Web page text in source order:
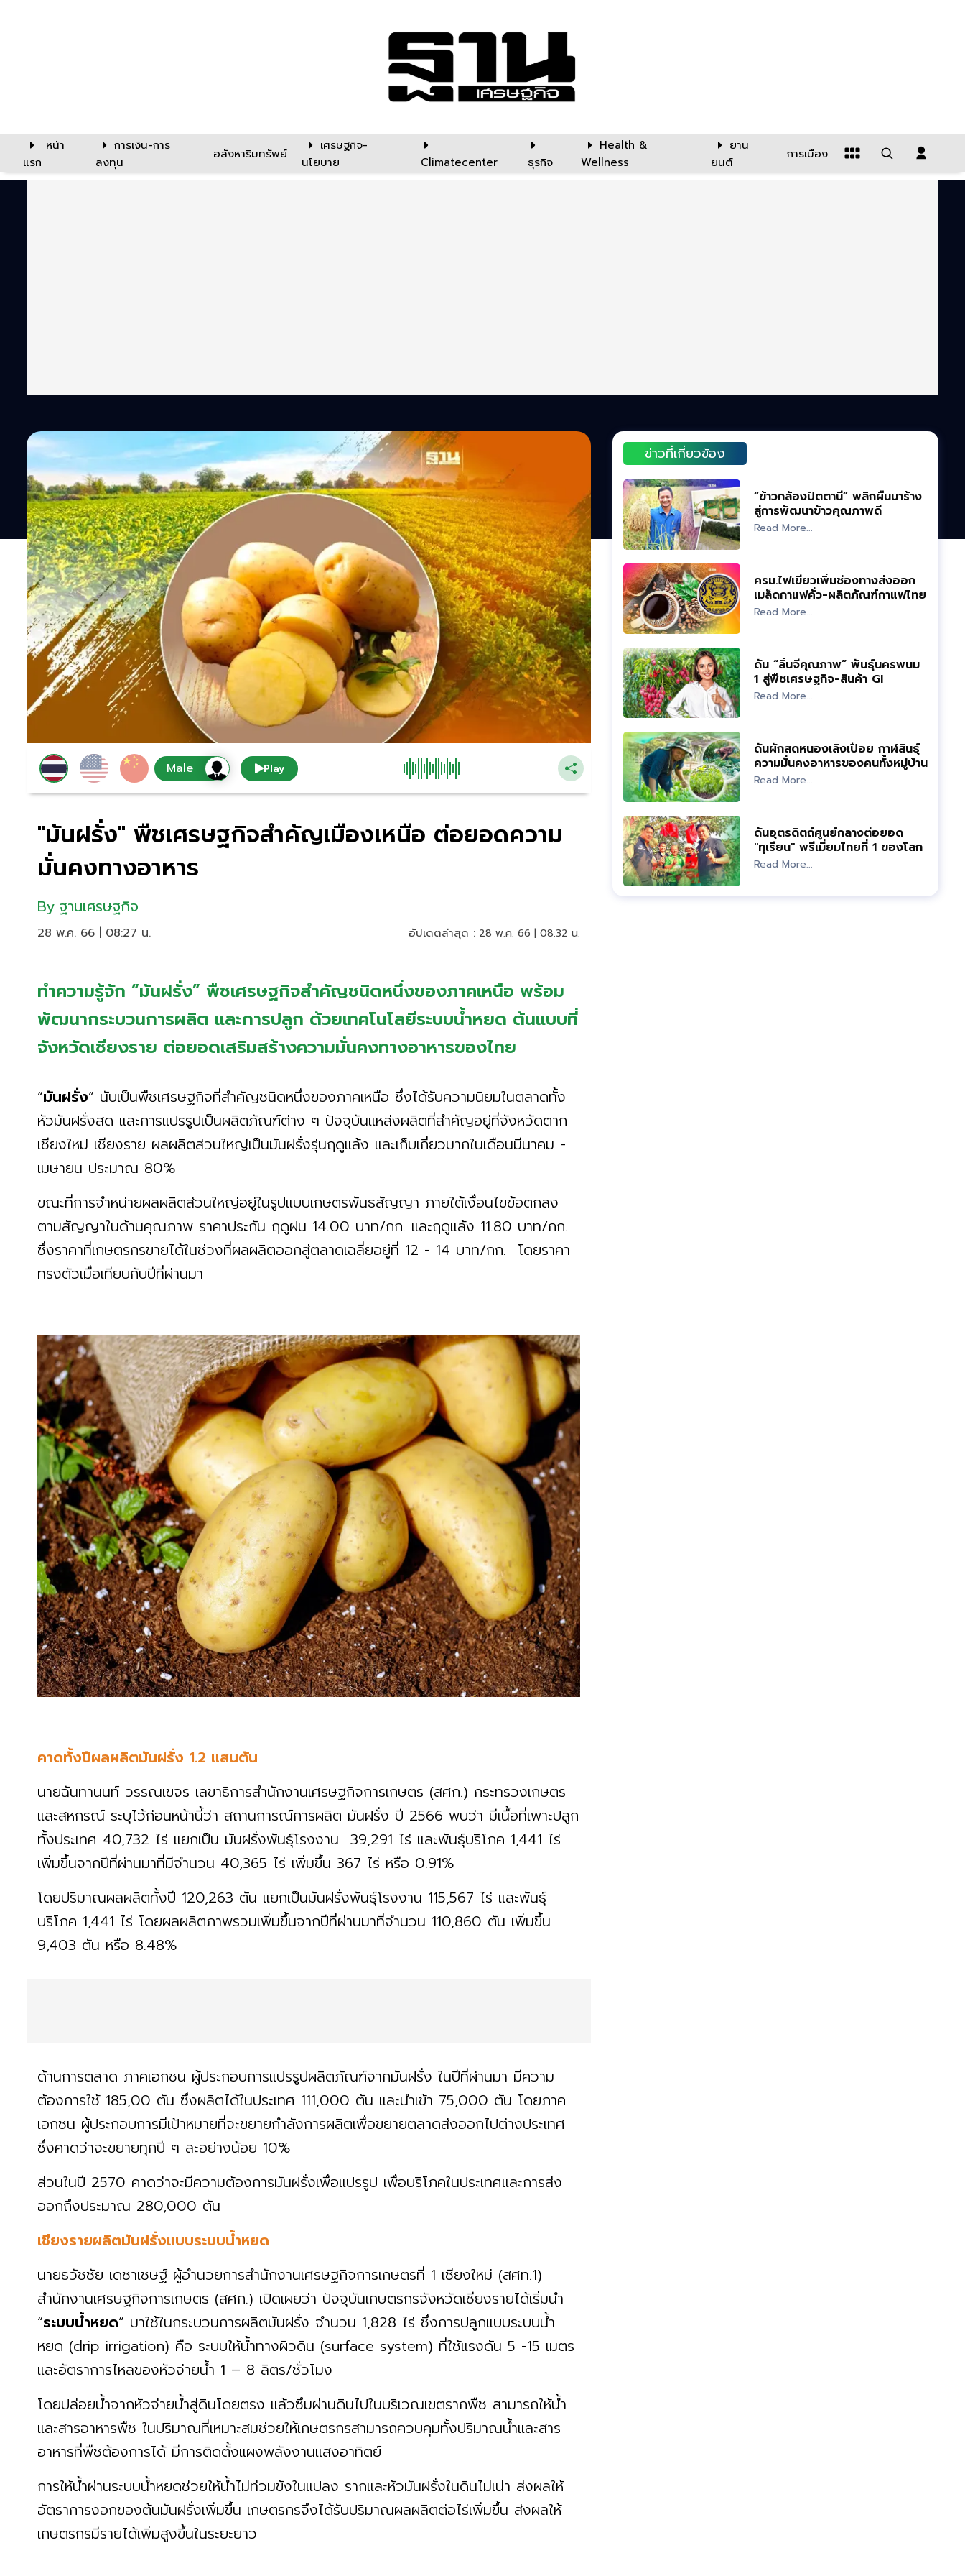
หน้า
แรก
การเงิน-การ
ลงทุน
อสังหาริมทรัพย์
เศรษฐกิจ-
นโยบาย
Climatecenter ธุรกิจ
Health &
Wellness
ยาน
ยนต์
การเมือง
Play
"มันฝรั่ง" พืชเศรษฐกิจสำคัญเมืองเหนือ ต่อยอดความ
มั่นคงทางอาหาร
By ฐานเศรษฐกิจ
28 พ.ค. 66 | 08:27 น. อัปเดตล่าสุด : 28 พ.ค. 66 | 08:32 น.
ทำความรู้จัก “มันฝรั่ง” พืชเศรษฐกิจสำคัญชนิดหนึ่งของภาคเหนือ พร้อม
พัฒนากระบวนการผลิต และการปลูก ด้วยเทคโนโลยีระบบน้ำหยด ต้นแบบที่
จังหวัดเชียงราย ต่อยอดเสริมสร้างความมั่นคงทางอาหารของไทย
“มันฝรั่ง” นับเป็นพืชเศรษฐกิจที่สำคัญชนิดหนึ่งของภาคเหนือ ซึ่งได้รับความนิยมในตลาดทั้ง
หัวมันฝรั่งสด และการแปรรูปเป็นผลิตภัณฑ์ต่าง ๆ ปัจจุบันแหล่งผลิตที่สำคัญอยู่ที่จังหวัดตาก
เชียงใหม่ เชียงราย ผลผลิตส่วนใหญ่เป็นมันฝรั่งรุ่นฤดูแล้ง และเก็บเกี่ยวมากในเดือนมีนาคม -
เมษายน ประมาณ 80%
ขณะที่การจำหน่ายผลผลิตส่วนใหญ่อยู่ในรูปแบบเกษตรพันธสัญญา ภายใต้เงื่อนไขข้อตกลง
ตามสัญญาในด้านคุณภาพ ราคาประกัน ฤดูฝน 14.00 บาท/กก. และฤดูแล้ง 11.80 บาท/กก.
ซึ่งราคาที่เกษตรกรขายได้ในช่วงที่ผลผลิตออกสู่ตลาดเฉลี่ยอยู่ที่ 12 - 14 บาท/กก. โดยราคา
ทรงตัวเมื่อเทียบกับปีที่ผ่านมา
คาดทั้งปีผลผลิตมันฝรั่ง 1.2 แสนตัน
นายฉันทานนท์ วรรณเขจร เลขาธิการสำนักงานเศรษฐกิจการเกษตร (สศก.) กระทรวงเกษตร
และสหกรณ์ ระบุไว้ก่อนหน้านี้ว่า สถานการณ์การผลิต มันฝรั่ง ปี 2566 พบว่า มีเนื้อที่เพาะปลูก
ทั้งประเทศ 40,732 ไร่ แยกเป็น มันฝรั่งพันธุ์โรงงาน 39,291 ไร่ และพันธุ์บริโภค 1,441 ไร่
เพิ่มขึ้นจากปีที่ผ่านมาที่มีจำนวน 40,365 ไร่ เพิ่มขึ้น 367 ไร่ หรือ 0.91%
โดยปริมาณผลผลิตทั้งปี 120,263 ตัน แยกเป็นมันฝรั่งพันธุ์โรงงาน 115,567 ไร่ และพันธุ์
บริโภค 1,441 ไร่ โดยผลผลิตภาพรวมเพิ่มขึ้นจากปีที่ผ่านมาที่จำนวน 110,860 ตัน เพิ่มขึ้น
9,403 ตัน หรือ 8.48%
ด้านการตลาด ภาคเอกชน ผู้ประกอบการแปรรูปผลิตภัณฑ์จากมันฝรั่ง ในปีที่ผ่านมา มีความ
ต้องการใช้ 185,00 ตัน ซึ่งผลิตได้ในประเทศ 111,000 ตัน และนำเข้า 75,000 ตัน โดยภาค
เอกชน ผู้ประกอบการมีเป้าหมายที่จะขยายกำลังการผลิตเพื่อขยายตลาดส่งออกไปต่างประเทศ
ซึ่งคาดว่าจะขยายทุกปี ๆ ละอย่างน้อย 10%
ส่วนในปี 2570 คาดว่าจะมีความต้องการมันฝรั่งเพื่อแปรรูป เพื่อบริโภคในประเทศและการส่ง
ออกถึงประมาณ 280,000 ตัน
เชียงรายผลิตมันฝรั่งแบบระบบน้ำหยด
นายธวัชชัย เดชาเชษฐ์ ผู้อำนวยการสำนักงานเศรษฐกิจการเกษตรที่ 1 เชียงใหม่ (สศท.1)
สำนักงานเศรษฐกิจการเกษตร (สศก.) เปิดเผยว่า ปัจจุบันเกษตรกรจังหวัดเชียงรายได้เริ่มนำ
“ระบบน้ำหยด” มาใช้ในกระบวนการผลิตมันฝรั่ง จำนวน 1,828 ไร่ ซึ่งการปลูกแบบระบบน้ำ
หยด (drip irrigation) คือ ระบบให้น้ำทางผิวดิน (surface system) ที่ใช้แรงดัน 5 -15 เมตร
และอัตราการไหลของหัวจ่ายน้ำ 1 – 8 ลิตร/ชั่วโมง
โดยปล่อยน้ำจากหัวจ่ายน้ำสู่ดินโดยตรง แล้วซึมผ่านดินไปในบริเวณเขตรากพืช สามารถให้น้ำ
และสารอาหารพืช ในปริมาณที่เหมาะสมช่วยให้เกษตรกรสามารถควบคุมทั้งปริมาณน้ำและสาร
อาหารที่พืชต้องการได้ มีการติดตั้งแผงพลังงานแสงอาทิตย์
การให้น้ำผ่านระบบน้ำหยดช่วยให้น้ำไม่ท่วมขังในแปลง รากและหัวมันฝรั่งในดินไม่เน่า ส่งผลให้
อัตราการงอกของต้นมันฝรั่งเพิ่มขึ้น เกษตรกรจึงได้รับปริมาณผลผลิตต่อไร่เพิ่มขึ้น ส่งผลให้
เกษตรกรมีรายได้เพิ่มสูงขึ้นในระยะยาว
ข่าวที่เกี่ยวข้อง
“ข้าวกล้องปัตตานี” พลิกผืนนาร้าง
สู่การพัฒนาข้าวคุณภาพดี
Read More...
ครม.ไฟเขียวเพิ่มช่องทางส่งออก
เมล็ดกาแฟคั่ว-ผลิตภัณฑ์กาแฟไทย
Read More...
ดัน “ลิ้นจี่คุณภาพ” พันธุ์นครพนม
1 สู่พืชเศรษฐกิจ-สินค้า GI
Read More...
ดันผักสดหนองเลิงเปือย กาฬสินธุ์
ความมั่นคงอาหารของคนทั้งหมู่บ้าน
Read More...
ดันอุตรดิตถ์ศูนย์กลางต่อยอด
"ทุเรียน" พรีเมี่ยมไทยที่ 1 ของโลก
Read More...